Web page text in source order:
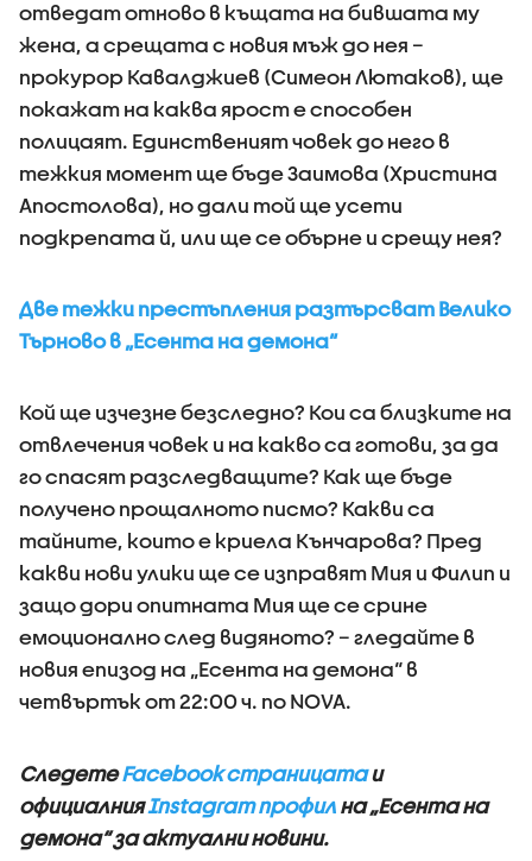
отведат отново в къщата на бившата му
жена, а срещата с новия мъж до нея –
прокурор Кавалджиев (Симеон Лютаков), ще
покажат на каква ярост е способен
полицаят. Единственият човек до него в
тежкия момент ще бъде Заимова (Христина
Апостолова), но дали той ще усети
подкрепата й, или ще се обърне и срещу нея?
Две тежки престъпления разтърсват Велико
Търново в „Есента на демона“
Кой ще изчезне безследно? Кои са близките на
отвлечения човек и на какво са готови, за да
го спасят разследващите? Как ще бъде
получено прощалното писмо? Какви са
тайните, които е криела Кънчарова? Пред
какви нови улики ще се изправят Мия и Филип и
защо дори опитната Мия ще се срине
емоционално след видяното? – гледайте в
новия епизод на „Есента на демона“ в
четвъртък от 22:00 ч. по NOVA.
СледетеFacebook страницатаи
официалнияInstagram профил на „Есента на
демона“ за актуални новини.